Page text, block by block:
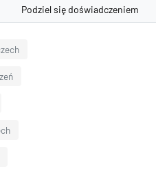
Podziel się doświadczeniem